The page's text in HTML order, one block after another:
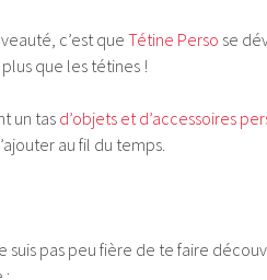
c’est queTétine Perso se
plus que les tétines !
un tasd’objets et d’accessoires
au fil du temps.
suis pas peu fière de te faire